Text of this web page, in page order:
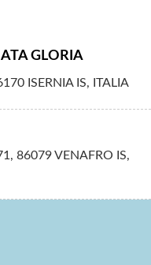
GLORIA
ISERNIA IS, ITALIA
86079 VENAFRO IS,